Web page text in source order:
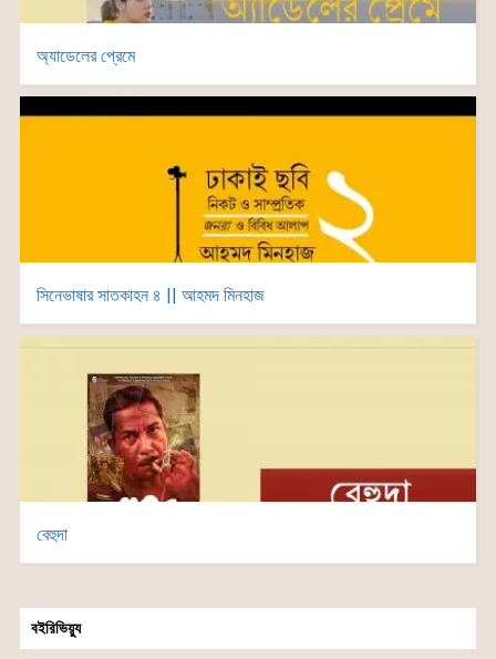
অ্যাডেলের প্রেমে
সিনেভাষার সাতকাহন ৪ || আহমদ মিনহাজ
বেহুদা
বইরিভিয়্যু